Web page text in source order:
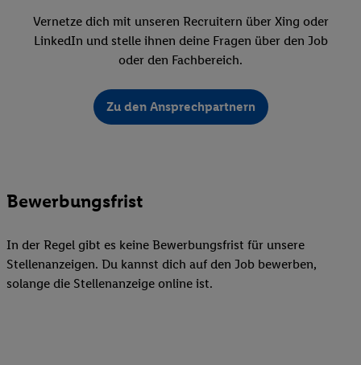
Vernetze dich mit unseren Recruitern über Xing oder
LinkedIn und stelle ihnen deine Fragen über den Job
oder den Fachbereich.
Zu den Ansprechpartnern
Bewerbungsfrist
In der Regel gibt es keine Bewerbungsfrist für unsere
Stellenanzeigen. Du kannst dich auf den Job bewerben,
solange die Stellenanzeige online ist.